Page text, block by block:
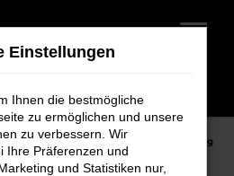
VW T-Roc
VW T-Roc Tageszulassung
Einstellungen
Ihnen die bestmögliche
zu ermöglichen und unsere
zu verbessern. Wir
Ihre Präferenzen und
und Statistiken nur,